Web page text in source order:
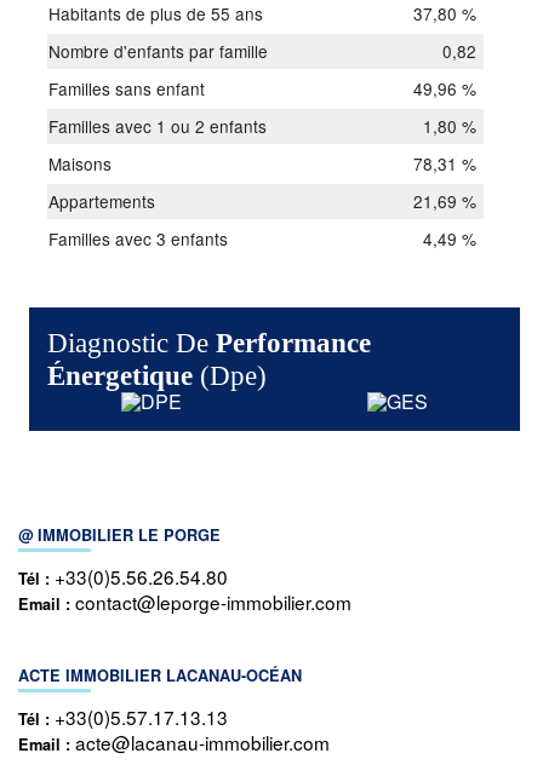
Habitants de plus de 55 ans
37,80 %
Nombre d'enfants par famille
0,82
Familles sans enfant
49,96 %
Familles avec 1 ou 2 enfants
1,80 %
Maisons
78,31 %
Appartements
21,69 %
Familles avec 3 enfants
4,49 %
Diagnostic De Performance
Énergetique (dpe)
@ IMMOBILIER LE PORGE
Tél : +33(0)5.56.26.54.80
Email : contact@leporge-immobilier.com
ACTE IMMOBILIER LACANAU-OCÉAN
Tél : +33(0)5.57.17.13.13
Email : acte@lacanau-immobilier.com